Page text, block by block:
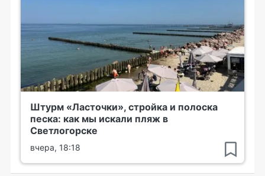
Штурм «Ласточки», стройка и полоска
песка: как мы искали пляж в
Светлогорске
вчера, 18:18